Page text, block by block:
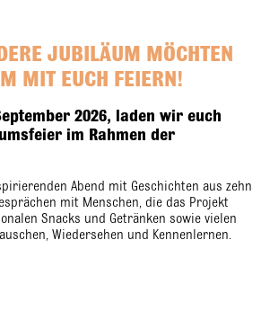
JUBILÄUM MÖCHTEN
MIT EUCH FEIERN!
2026, laden wir euch
im Rahmen der
Abend mit Geschichten aus zehn
mit Menschen, die das Projekt
Snacks und Getränken sowie vielen
Wiedersehen und Kennenlernen.